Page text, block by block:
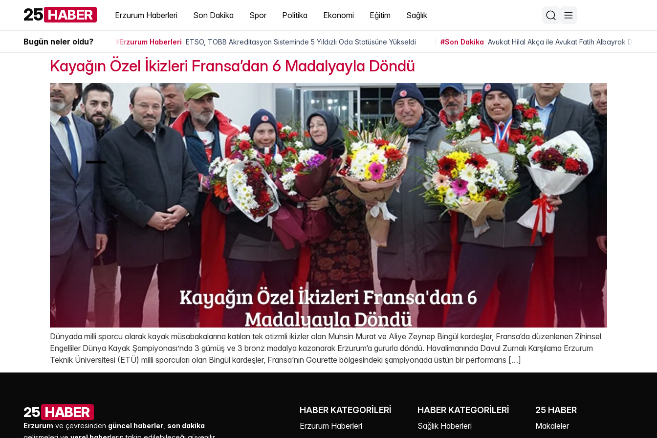
25 HABER Erzurum Haberleri Son Dakika Spor Politika Ekonomi Eğitim Sağlık
Bugün neler oldu? #Erzurum Haberleri ETSO, TOBB Akreditasyon Sisteminde 5 Yıldızlı Oda Statüsüne Yükseldi #Son Dakika Avukat Hilal Akça ile Avukat Fatih Albayrak Dünya
Kayağın Özel İkizleri Fransa’dan 6 Madalyayla Döndü
Dünyada milli sporcu olarak kayak müsabakalarına katılan tek otizmli ikizler olan Muhsin Murat ve Aliye Zeynep Bingül kardeşler, Fransa‘da düzenlenen Zihinsel
Engelliler Dünya Kayak Şampiyonası’nda 3 gümüş ve 3 bronz madalya kazanarak Erzurum‘a gururla döndü. Havalimanında Davul Zurnalı Karşılama Erzurum
Teknik Üniversitesi (ETÜ) milli sporcuları olan Bingül kardeşler, Fransa’nın Gourette bölgesindeki şampiyonada üstün bir performans […]
25 HABER
Erzurum ve çevresinden güncel haberler son dakika
HABER KATEGORILERI
Erzurum Haberleri
HABER KATEGORILERI
Sağlık Haberleri
25 HABER
Makaleler